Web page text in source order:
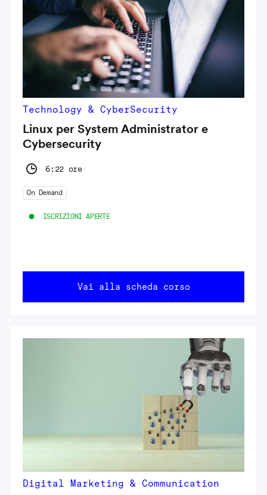
Technology & CyberSecurity
Linux per System Administrator e
Cybersecurity
6:22 ore
On Demand
ISCRIZIONI APERTE
Vai alla scheda corso
Digital Marketing & Communication